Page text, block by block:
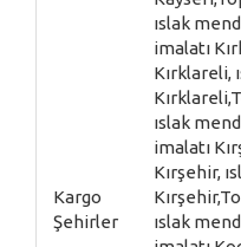
Kargo
Şehirler